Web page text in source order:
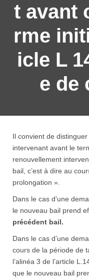
t avant
rme
icle L
e de
Il convient de
intervenant avant le
renouvellement
bail, c’est à dire au
prolongation ».
Dans le cas d’une
le nouveau bail prend
précédent bail.
Dans le cas d’une
cours de la période de
l’alinéa 3 de l’article
que le nouveau bail